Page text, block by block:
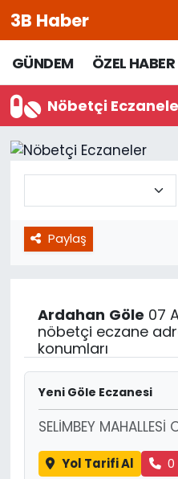
3B Haber
GÜNDEM ÖZEL HABER
Nöbetçi
Paylaş
Ardahan Göle 07
nöbetçi eczane
konumları
Yeni Göle Eczanesi
SELİMBEY
Yol Tarifi Al 0
Beypazarı Hava
Beypazarı Trafik
Süper Lig Puan
Son Dakika